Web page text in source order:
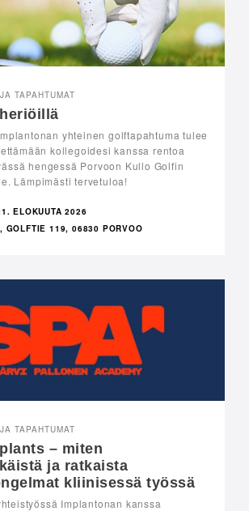
TAPAHTUMAT
yhteinen golftapahtuma tulee
kollegoidesi kanssa rentoa
hengessä Porvoon Kullo Golfin
Lämpimästi tervetuloa!
ELOKUUTA 2026
GOLFTIE 119, 06830 PORVOO
TAPAHTUMAT
– miten
ja ratkaista
kliinisessä työssä
Implantonan kanssa